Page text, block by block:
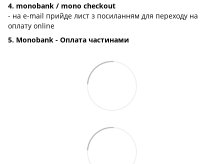
4. monobank / mono checkout
- на e-mail прийде лист з посиланням для переходу на
оплату online
5. Monobank - Оплата частинами